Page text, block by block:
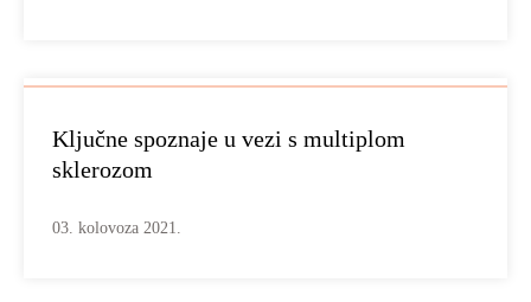
Ključne spoznaje u vezi s multiplom
sklerozom
03. kolovoza 2021.